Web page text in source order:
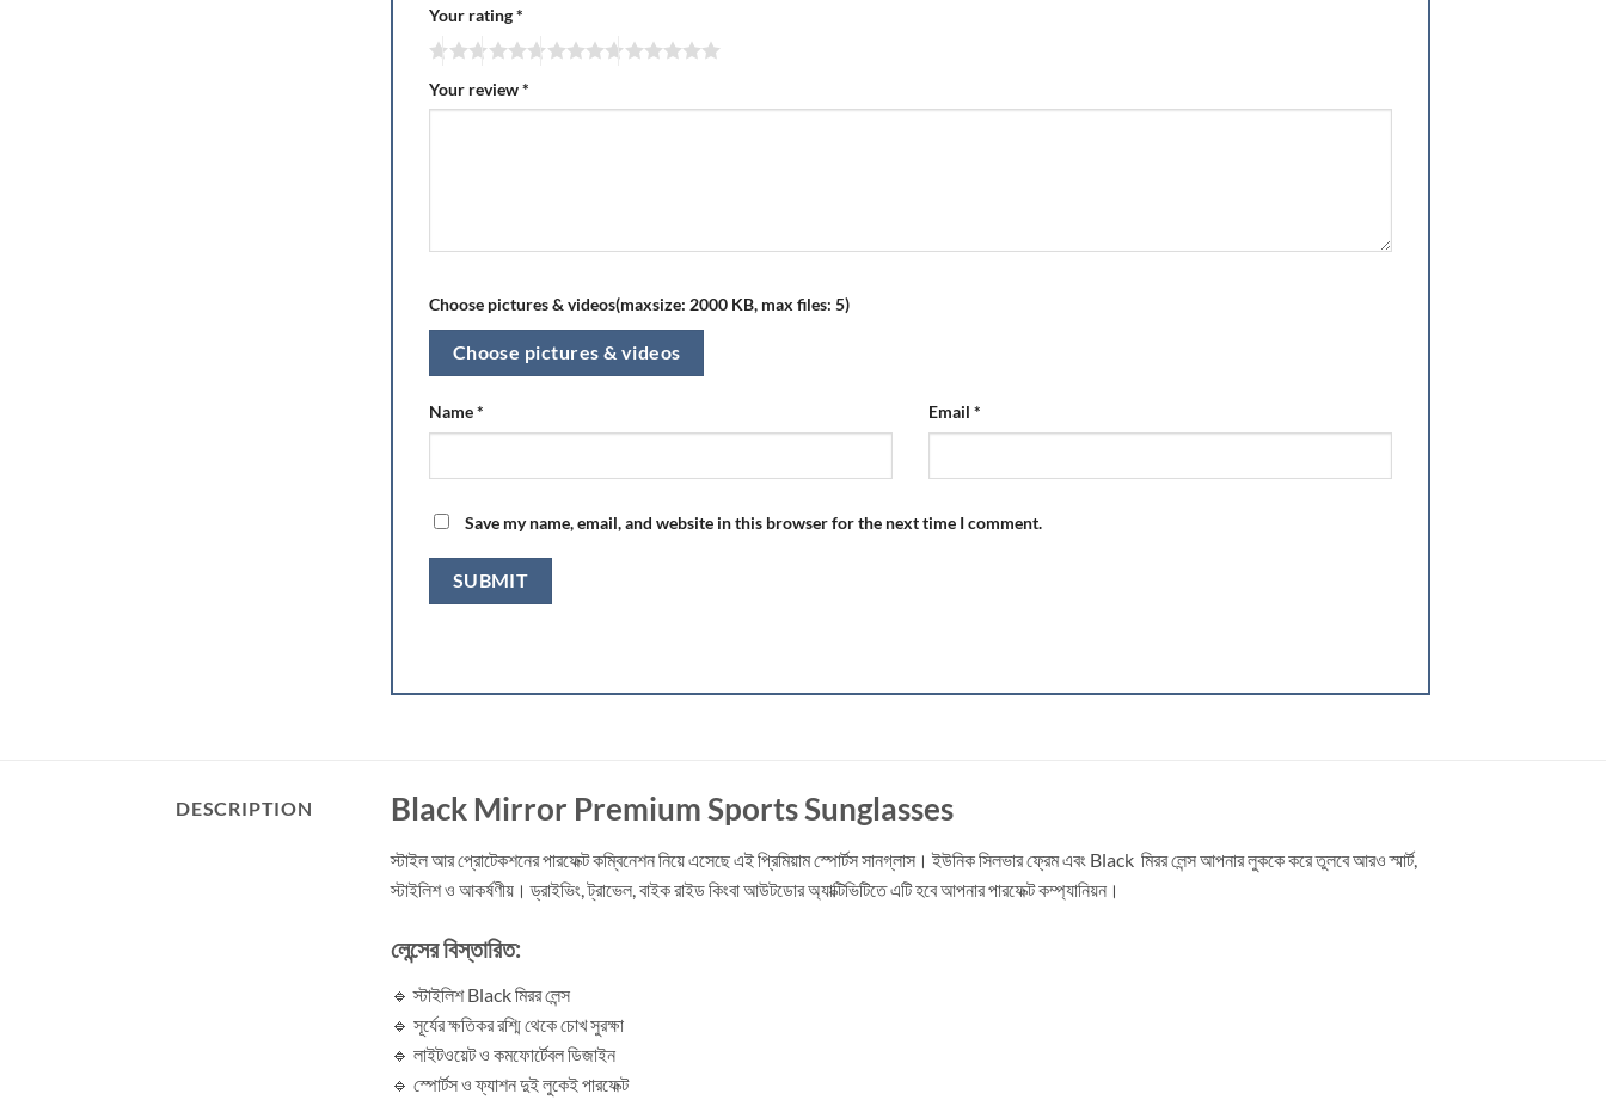
Your rating*
Your review*
Choose pictures & videos(maxsize: 2000 KB, max files: 5)
Choose pictures & videos
Name* Email *
Save my name, email, and website in this browser for the next time I comment.
DESCRIPTION Black Mirror Premium Sports Sunglasses
স্টাইল আর প্রোটেকশনের পারফেক্ট কম্বিনেশন নিয়ে এসেছে এই প্রিমিয়াম স্পোর্টস সানগ্লাস। ইউনিক সিলভার ফ্রেম এবং Black মিরর লেন্স আপনার লুককে করে তুলবে আরও স্মার্ট,
স্টাইলিশ ও আকর্ষণীয়। ড্রাইভিং, ট্রাভেল, বাইক রাইড কিংবা আউটডোর অ্যাক্টিভিটিতে এটি হবে আপনার পারফেক্ট কম্প্যানিয়ন।
লেন্সের বিস্তারিত:
🔹 স্টাইলিশ Black মিরর লেন্স
🔹 সূর্যের ক্ষতিকর রশ্মি থেকে চোখ সুরক্ষা
🔹 লাইটওয়েট ও কমফোর্টেবল ডিজাইন
🔹 স্পোর্টস ও ফ্যাশন দুই লুকেই পারফেক্ট